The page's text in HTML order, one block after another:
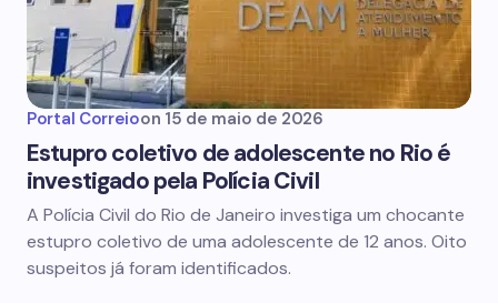
Portal Correioon 15 de maio de 2026
Estupro coletivo de adolescente no Rio é
investigado pela Polícia Civil
A Polícia Civil do Rio de Janeiro investiga um chocante
estupro coletivo de uma adolescente de 12 anos. Oito
suspeitos já foram identificados.